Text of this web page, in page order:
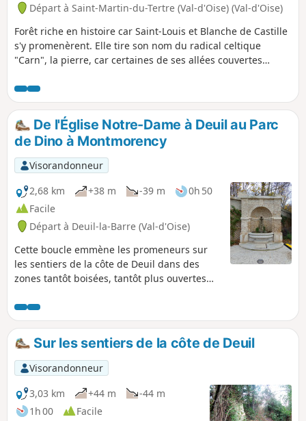
Départ à Saint-Martin-du-Tertre (Val-d'Oise) (Val-d'Oise)
Forêt riche en histoire car Saint-Louis et Blanche de Castille
s'y promenèrent. Elle tire son nom du radical celtique
"Carn", la pierre, car certaines de ses allées couvertes
Nord L'exploitation du gypse et de la marne donna
naissance aux deux étangs : le Petit Étang et le Lac Bleu
De l'Église Notre-Dame à Deuil au Parc
de Dino à Montmorency
Visorandonneur
2,68 km
+38 m -39 m
0h 50
Facile
Départ à Deuil-la-Barre (Val-d'Oise)
Cette boucle emmène les promeneurs sur
les sentiers de la côte de Deuil dans des
zones tantôt boisées, tantôt plus ouvertes
de l'Église Notre-Dame (Place des Victimes
du V2), la promenade traverse à mi-parcours
le Parc de Dino à Montmorency, un lieu
chargé d'Histoire qui a été réaménagé et
inauguré en juillet 2025.Ce parcours est
proposé par l'association Les Sentiers de la
Côte de Deuil
Sur les sentiers de la côte de Deuil
Visorandonneur
3,03 km
+44 m
-44 m
1h 00
Facile